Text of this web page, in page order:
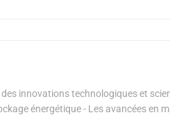
innovations technologiques et
énergétique - Les avancées en